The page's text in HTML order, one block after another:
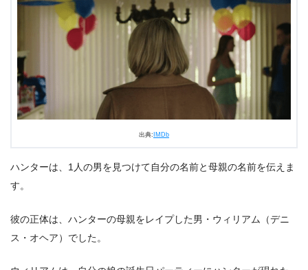
出典: IMDb
ハンターは、1人の男を見つけて自分の名前と母親の名前を伝えま
す。
彼の正体は、ハンターの母親をレイプした男・ウィリアム（デニ
ス・オヘア）でした。